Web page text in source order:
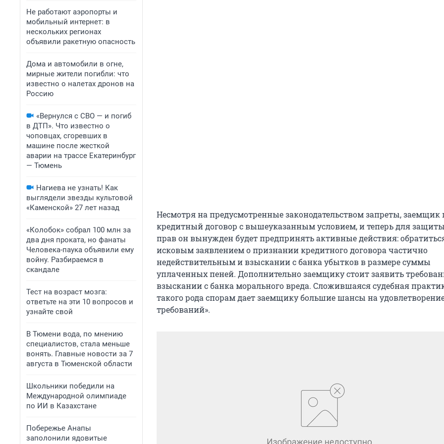
Не работают аэропорты и
мобильный интернет: в
нескольких регионах
объявили ракетную опасность
Дома и автомобили в огне,
мирные жители погибли: что
известно о налетах дронов на
Россию
«Вернулся с СВО — и погиб
в ДТП». Что известно о
чоповцах, сгоревших в
машине после жесткой
аварии на трассе Екатеринбург
— Тюмень
Нагиева не узнать! Как
выглядели звезды культовой
«Каменской» 27 лет назад
«Колобок» собрал 100 млн за
два дня проката, но фанаты
Человека-паука объявили ему
войну. Разбираемся в
скандале
Тест на возраст мозга:
ответьте на эти 10 вопросов и
узнайте свой
В Тюмени вода, по мнению
специалистов, стала меньше
вонять. Главные новости за 7
августа в Тюменской области
Школьники победили на
Международной олимпиаде
по ИИ в Казахстане
Побережье Анапы
заполонили ядовитые
Несмотря на предусмотренные законодательством запреты, заемщик
кредитный договор с вышеуказанным условием, и теперь для
прав он вынужден будет предпринять активные действия:
исковым заявлением о признании кредитного договора частично
недействительным и взыскании с банка убытков в размере суммы
уплаченных пеней. Дополнительно заемщику стоит заявить
взыскании с банка морального вреда. Сложившаяся судебная
такого рода спорам дает заемщику большие шансы на
требований».